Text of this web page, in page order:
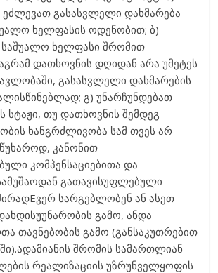
ეძლევათ გასასვლელი დახმარება
ხელფასის ოდენობით; ბ)
საშუალო ხელფასი შრომით
დათხოვნის დღიდან არა უმეტეს
გასასვლელი დახმარების
გ) უნარჩუნდებათ
სტაჟი, თუ დათხოვნის შემდეგ
ხანგრძლივობა სამ თვეს არ
კანონით
კომპენსაციებითა და
გათავისუფლებული
სარგებლობენ ან ასეთ
გამო, ანდა
თავნებობის გამო (განსაკუთრებით
შრომის სამართლიან
რეალიზაციის უზრუნველყოფის